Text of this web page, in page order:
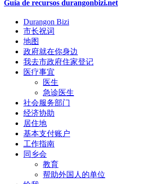
Guía de recursos durangonbizi.net
Durangon Bizi
市长祝词
地图
政府就在你身边
我去市政府住家登记
医疗事宜
医生
急诊医生
社会服务部门
经济协助
居住地
基本支付账户
工作指南
同乡会
教育
帮助外国人的单位